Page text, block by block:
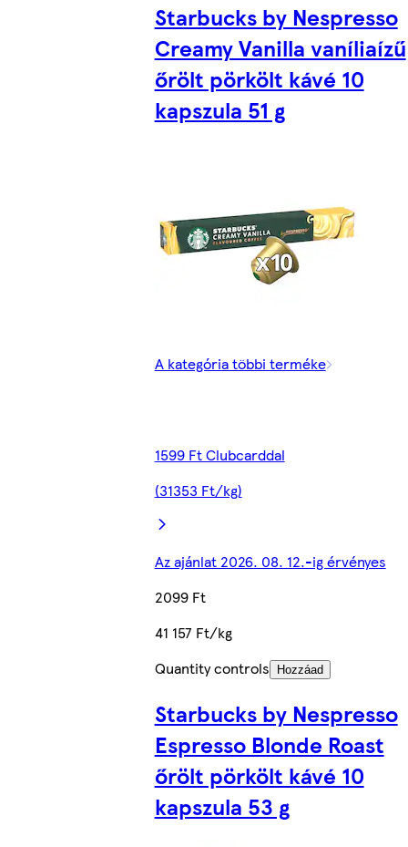
Starbucks by Nespresso
Creamy Vanilla vaníliaízű
őrölt pörkölt kávé 10
kapszula 51 g
A kategória többi terméke
1599 Ft Clubcarddal
(31353 Ft/kg)
Az ajánlat 2026. 08. 12.-ig érvényes
2099 Ft
41 157 Ft/kg
Quantity controls
Hozzáad
Starbucks by Nespresso
Espresso Blonde Roast
őrölt pörkölt kávé 10
kapszula 53 g